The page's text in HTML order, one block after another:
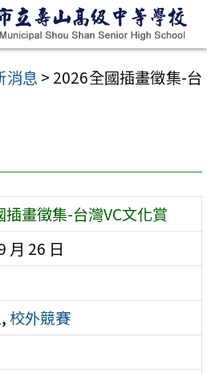
消息 > 2026全國插畫徵集-台
畫徵集-台灣VC文化賞
月 26 日
,校外競賽